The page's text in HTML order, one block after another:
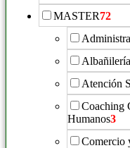
MASTER72
Albañilería
Atención
Coaching
Humanos3
Comercio